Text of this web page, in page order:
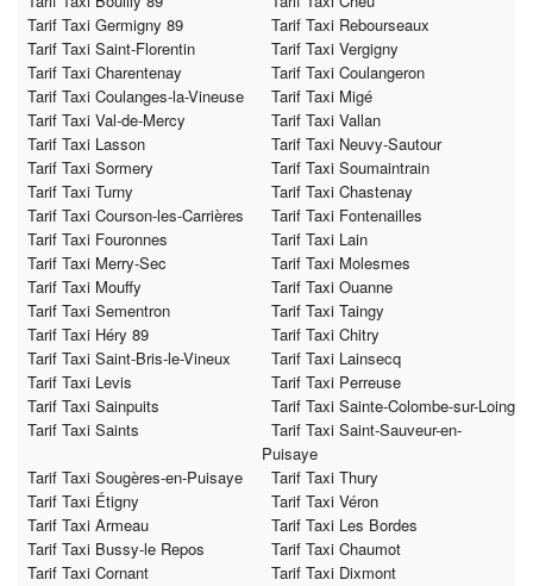
Tarif Taxi Germigny 89
Tarif Taxi Rebourseaux
Tarif Taxi Saint-Florentin
Tarif Taxi Vergigny
Tarif Taxi Charentenay
Tarif Taxi Coulangeron
Tarif Taxi Coulanges-la-Vineuse
Tarif Taxi Migé
Tarif Taxi Val-de-Mercy
Tarif Taxi Vallan
Tarif Taxi Lasson
Tarif Taxi Neuvy-Sautour
Tarif Taxi Sormery
Tarif Taxi Soumaintrain
Tarif Taxi Turny
Tarif Taxi Chastenay
Tarif Taxi Courson-les-Carrières
Tarif Taxi Fontenailles
Tarif Taxi Fouronnes
Tarif Taxi Lain
Tarif Taxi Merry-Sec
Tarif Taxi Molesmes
Tarif Taxi Mouffy
Tarif Taxi Ouanne
Tarif Taxi Sementron
Tarif Taxi Taingy
Tarif Taxi Héry 89
Tarif Taxi Chitry
Tarif Taxi Saint-Bris-le-Vineux
Tarif Taxi Lainsecq
Tarif Taxi Levis
Tarif Taxi Perreuse
Tarif Taxi Sainpuits
Tarif Taxi Sainte-Colombe-sur-Loing
Tarif Taxi Saints
Tarif Taxi Saint-Sauveur-en-
Puisaye
Tarif Taxi Sougères-en-Puisaye
Tarif Taxi Thury
Tarif Taxi Étigny
Tarif Taxi Véron
Tarif Taxi Armeau
Tarif Taxi Les Bordes
Tarif Taxi Bussy-le Repos
Tarif Taxi Chaumot
Tarif Taxi Cornant
Tarif Taxi Dixmont